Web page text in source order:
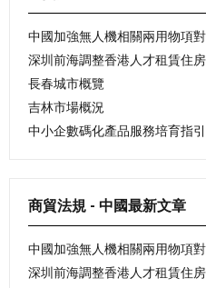
中國加強無人機相關兩用物項
深圳前海調整香港人才租賃住
長春城市概覽
吉林市場概況
中小企數碼化產品服務培育指
商貿法規 - 中國最新文章
中國加強無人機相關兩用物項
深圳前海調整香港人才租賃住